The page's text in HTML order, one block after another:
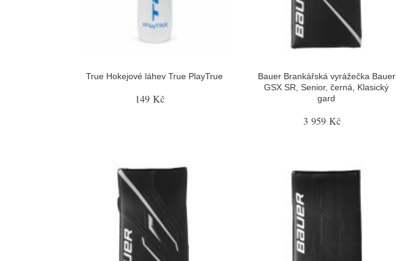
True Hokejové láhev True PlayTrue
149 Kč
Bauer Brankářská vyrážečka Bauer
GSX SR, Senior, černá, Klasický
gard
3 959 Kč